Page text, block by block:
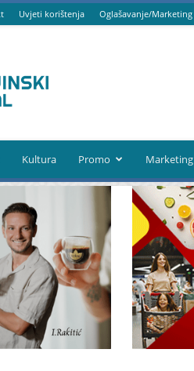
Uvjeti korištenja Oglašavanje/Marketing
Kultura Promo Marketing